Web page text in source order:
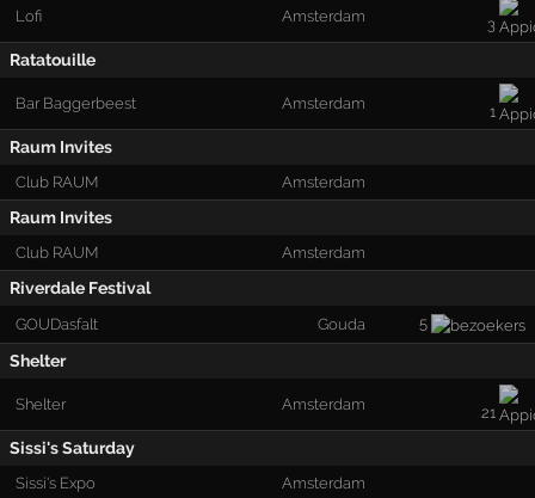
Lofi Amsterdam 3
Ratatouille
Bar Baggerbeest Amsterdam 1
Raum Invites
Club RAUM Amsterdam
Raum Invites
Club RAUM Amsterdam
Riverdale Festival
GOUDasfalt Gouda 5
Shelter
Shelter Amsterdam 21
Sissi's Saturday
Sissi's Expo Amsterdam